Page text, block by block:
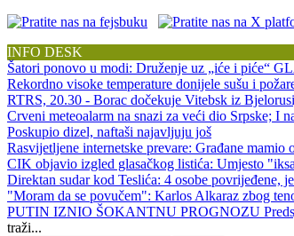
INFO DESK
Šatori ponovo u modi: Druženje uz „iće i piće“
Rekordno visoke temperature donijele sušu i
RTRS, 20.30 - Borac dočekuje Vitebsk iz
Crveni meteoalarm na snazi za veći dio Srpske; I
Poskupio dizel, naftaši najavljuju još
Rasvijetljene internetske prevare: Građane mamio
CIK objavio izgled glasačkog listića: Umjesto
Direktan sudar kod Teslića: 4 osobe povrijeđene,
"Moram da se povučem": Karlos Alkaraz zbog
PUTIN IZNIO ŠOKANTNU PROGNOZU
traži...